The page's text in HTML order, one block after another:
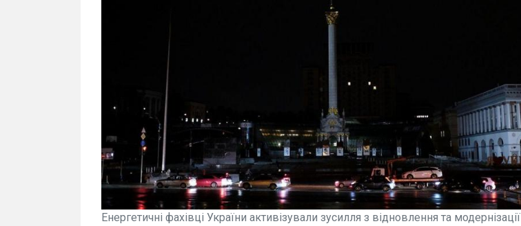
Енергетичні фахівці України активізували зусилля з відновлення та модернізації